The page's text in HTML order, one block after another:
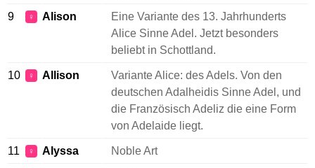
9 ♀ Alison
Eine Variante des 13. Jahrhunderts
Alice Sinne Adel. Jetzt besonders
beliebt in Schottland.
10 ♀ Allison
Variante Alice: des Adels. Von den
deutschen Adalheidis Sinne Adel, und
die Französisch Adeliz die eine Form
von Adelaide liegt.
11 ♀ Alyssa Noble Art